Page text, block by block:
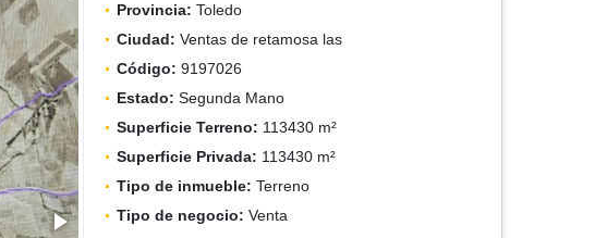
Provincia: Toledo
Ciudad: Ventas de retamosa las
Código: 9197026
Estado: Segunda Mano
Superficie Terreno: 113430 m²
Superficie Privada: 113430 m²
Tipo de inmueble: Terreno
Tipo de negocio: Venta